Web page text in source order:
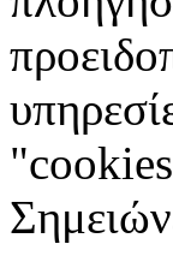
"cookies